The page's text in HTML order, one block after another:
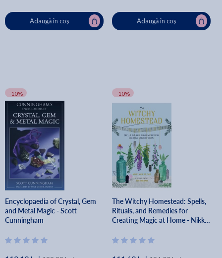
Adaugă în coș Adaugă în coș
-10%
Encyclopaedia of Crystal, Gem
and Metal Magic - Scott
Cunningham
-10%
The Witchy Homestead: Spells,
Rituals, and Remedies for
Creating Magic at Home - Nikki